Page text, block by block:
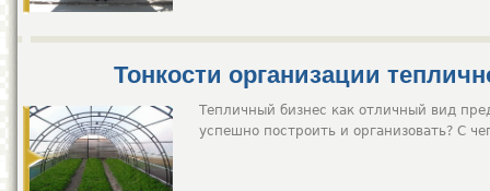
Тонкости организации
Тепличный бизнес как отличный вид
успешно построить и организовать? С